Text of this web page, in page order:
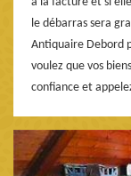
le débarras sera
Antiquaire Debord
voulez que vos
confiance et